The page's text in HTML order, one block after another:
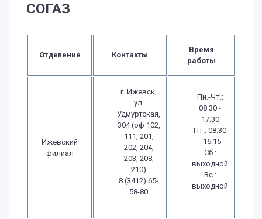
СОГАЗ
Отделение Контакты
Время
работы
Ижевский
филиал
г. Ижевск,
ул.
Удмуртская,
304 (оф 102,
111, 201,
202, 204,
203, 208,
210)
8 (3412) 65-
58-80
Пн.-Чт.:
08:30 -
17:30
Пт.: 08:30
- 16:15
Сб.:
выходной
Вс.:
выходной